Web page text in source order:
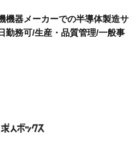
機器メーカーでの半導体製造サ
勤務可/生産・品質管理/一般事